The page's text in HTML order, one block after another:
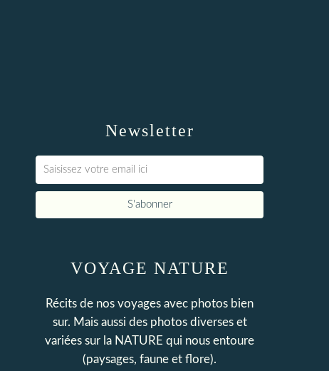
Newsletter
VOYAGE NATURE
Récits de nos voyages avec photos bien
sur. Mais aussi des photos diverses et
variées sur la NATURE qui nous entoure
(paysages, faune et flore).